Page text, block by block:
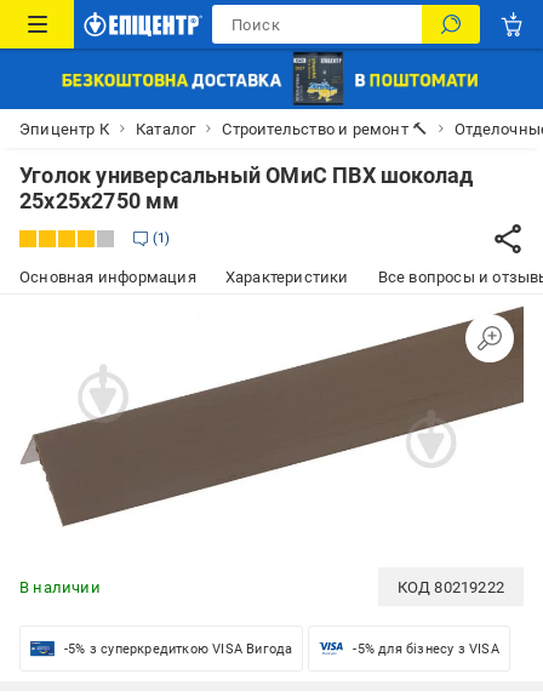
Эпицентр К Каталог Строительство и ремонт 🔨
Уголок универсальный ОМиС ПВХ шоколад
25x25x2750 мм
1
Основная информация Характеристики Все вопросы и
В наличии КОД80219222
-5% з суперкредиткою VISA Вигода -5% для бізнесу з VISA